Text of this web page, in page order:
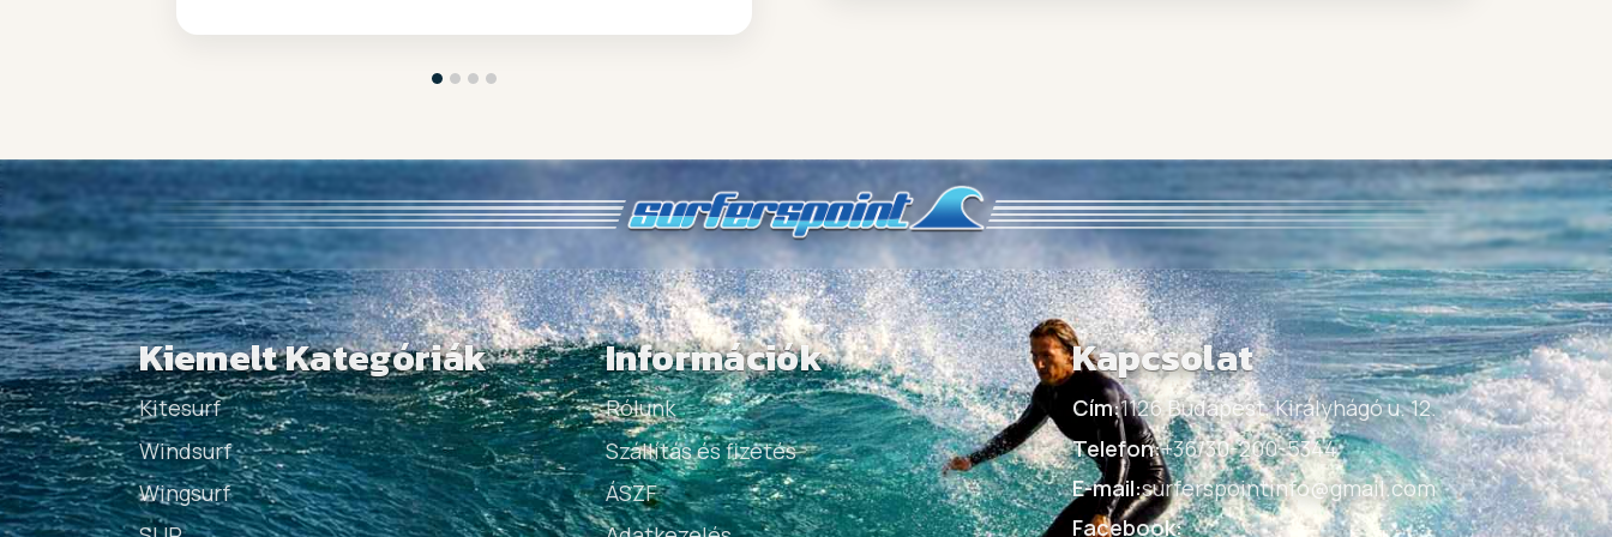
Kiemelt Kategóriák
Kitesurf
Windsurf
Wingsurf
Információk
Rólunk
Szállítás és fizetés
ÁSZF
Kapcsolat
Cím:1126 Budapest, Királyhágó u. 12.
Telefon:+36/30-200-5344
E-mail:surferspointinfo@gmail.com
Facebook: